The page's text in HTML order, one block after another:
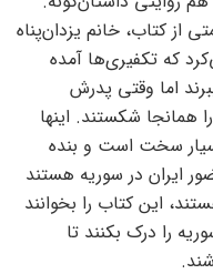
از کتاب، خانم یزدان‌پناه
که تکفیری‌ها آمده
اما وقتی پدرش
همانجا شکستند. اینها
سخت است و بنده
ایران در سوریه هستند
این کتاب را بخوانند
را درک بکنند تا